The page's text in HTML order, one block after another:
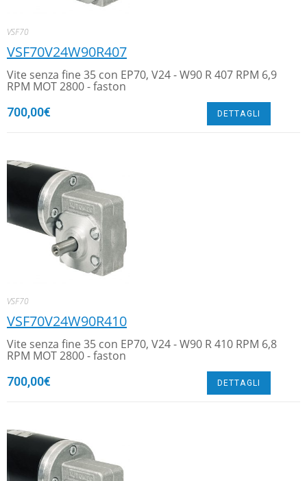
VSF70
VSF70V24W90R407
Vite senza fine 35 con EP70, V24 - W90 R 407 RPM 6,9
RPM MOT 2800 - faston
700,00€ DETTAGLI
VSF70
VSF70V24W90R410
Vite senza fine 35 con EP70, V24 - W90 R 410 RPM 6,8
RPM MOT 2800 - faston
700,00€ DETTAGLI